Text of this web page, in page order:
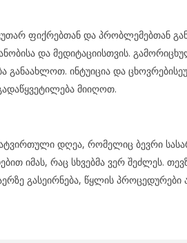
ფიქრებთან და პრობლემებთან
და მედიტაციისთვის.
განაახლოთ. ინტუიცია და
მიიღოთ.
დღეა, რომელიც ბევრი
იმას, რაც სხვებმა ვერ შეძლეს.
გასეირნება, წყლის პროცედურები